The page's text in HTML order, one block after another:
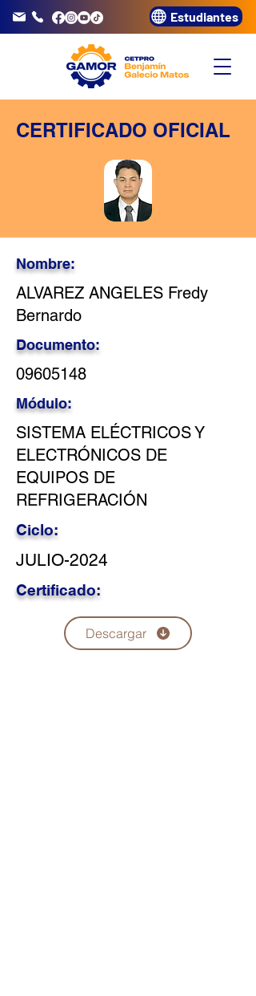
3320072 Estudiantes
CERTIFICADO OFICIAL
Nombre:
ALVAREZ ANGELES Fredy
Bernardo
Documento:
09605148
Módulo:
SISTEMA ELÉCTRICOS Y
ELECTRÓNICOS DE
EQUIPOS DE
REFRIGERACIÓN
Ciclo:
JULIO-2024
Certificado:
Descargar